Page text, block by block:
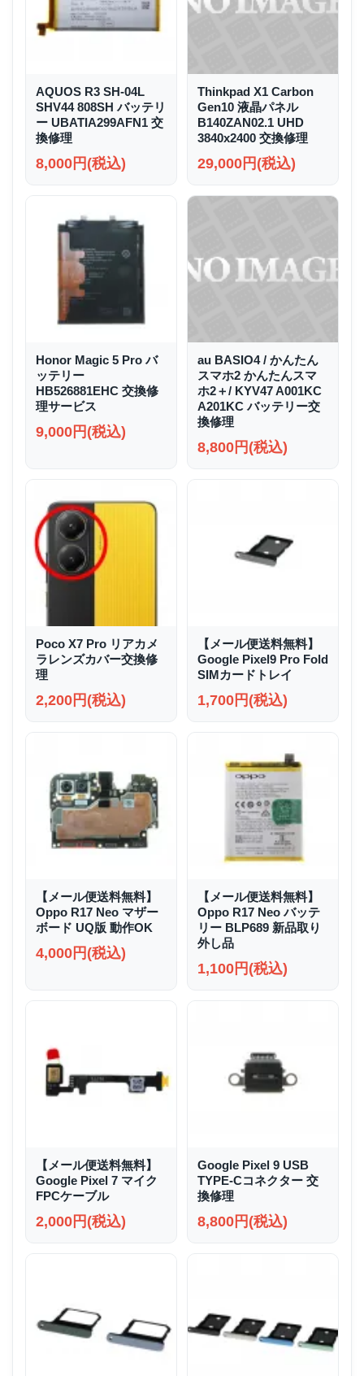
AQUOS R3 SH-04L
SHV44 808SH バッテリ
ー UBATIA299AFN1 交
換修理
8,000円(税込)
Thinkpad X1 Carbon
Gen10 液晶パネル
B140ZAN02.1 UHD
3840x2400 交換修理
29,000円(税込)
Honor Magic 5 Pro バ
ッテリー
HB526881EHC 交換修
理サービス
9,000円(税込)
au BASIO4 / かんたん
スマホ2 かんたんスマ
ホ2＋/ KYV47 A001KC
A201KC バッテリー交
換修理
8,800円(税込)
Poco X7 Pro リアカメ
ラレンズカバー交換修
理
2,200円(税込)
【メール便送料無料】
Google Pixel9 Pro Fold
SIMカードトレイ
1,700円(税込)
【メール便送料無料】
Oppo R17 Neo マザー
ボード UQ版 動作OK
4,000円(税込)
【メール便送料無料】
Oppo R17 Neo バッテ
リー BLP689 新品取り
外し品
1,100円(税込)
【メール便送料無料】
Google Pixel 7 マイク
FPCケーブル
2,000円(税込)
Google Pixel 9 USB
TYPE-Cコネクター 交
換修理
8,800円(税込)